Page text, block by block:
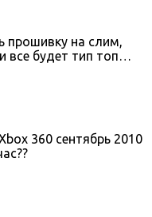
прошивку на слим,
все будет тип топ…
360 сентябрь 2010